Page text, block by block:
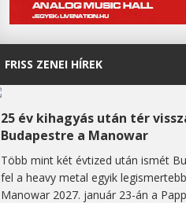
FRISS ZENEI HÍREK
25 év kihagyás után tér
Budapestre a Manowar
Több mint két évtized után ismét
fel a heavy metal egyik
Manowar 2027. január 23-án a